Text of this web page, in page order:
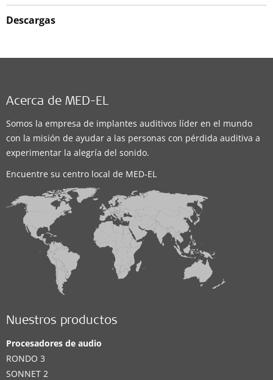
Descargas
Acerca de MED-EL
Somos la empresa de implantes auditivos líder en el mundo
con la misión de ayudar a las personas con pérdida auditiva a
experimentar la alegría del sonido.
Encuentre su centro local de MED-EL
Nuestros productos
Procesadores de audio
RONDO 3
SONNET 2